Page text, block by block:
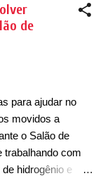
e ele se
da Iveco.
logotipo, que fica
de eletrificação.
entre as versões
mínimas. Na
grade dianteira
identificam a
de
para ajudar no
movidos a
o Salão de
trabalhando com
hidrogênio e